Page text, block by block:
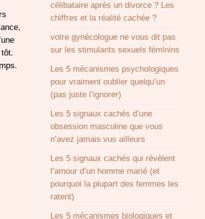
célibataire après un divorce ? Les
chiffres et la réalité cachée ?
votre gynécologue ne vous dit pas
sur les stimulants sexuels féminins
Les 5 mécanismes psychologiques
pour vraiment oublier quelqu’un
(pas juste l’ignorer)
Les 5 signaux cachés d’une
obsession masculine que vous
n’avez jamais vus ailleurs
Les 5 signaux cachés qui révèlent
l’amour d’un homme marié (et
pourquoi la plupart des femmes les
ratent)
Les 5 mécanismes biologiques et